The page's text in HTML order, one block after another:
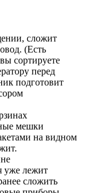
сложит
(Есть
сортируете
перед
подготовит
мешки
на видном
уже лежит
сложить